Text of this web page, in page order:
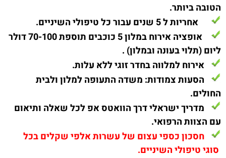
הטובה ביותר.
אחריות ל 5 שנים עבור כל טיפולי השיניים.
אופציה אירוח במלון 5 כוכבים תוספת 70-100 דולר
ליום (תלוי בעונה ובמלון) .
אירוח למלווה בחדר זוגי ללא עלות.
הסעות צמודות: משדה התעופה למלון ולבית
החולים.
מדריך ישראלי דרך הוואטס אפ לכל שאלה ותיאום
עם הצוות הרפואי.
חסכון כספי עצום של עשרות אלפי שקלים בכל
סוגי טיפולי השיניים.